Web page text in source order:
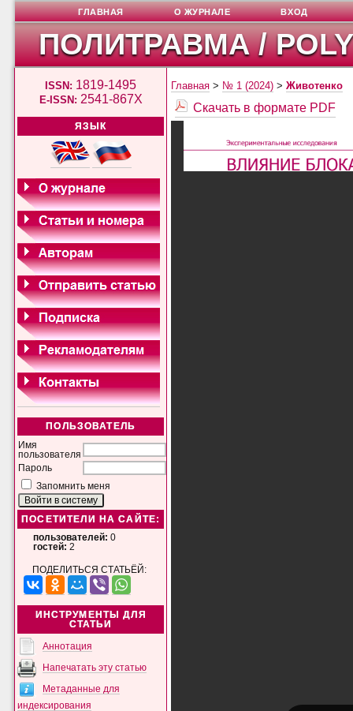
ПОЛИТРАВМА /
ISSN: 1819-1495
E-ISSN: 2541-867X
ЯЗЫК
ПОЛЬЗОВАТЕЛЬ
Имя
пользователя
Пароль
Запомнить меня
ПОСЕТИТЕЛИ НА САЙТЕ:
пользователей: 0
гостей: 2
ПОДЕЛИТЬСЯ СТАТЬЁЙ:
ИНСТРУМЕНТЫ ДЛЯ
СТАТЬИ
Аннотация
Напечатать эту статью
Метаданные для
индексирования
ГЛАВНАЯ О ЖУРНАЛЕ ВХОД
Главная > № 1 (2024) >Животенко
Скачать в формате PDF